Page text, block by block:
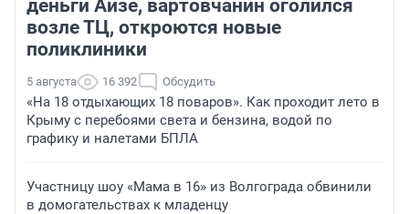
деньги Айзе, вартовчанин оголился
возле ТЦ, откроются новые
поликлиники
5 августа 16 392 Обсудить
«На 18 отдыхающих 18 поваров». Как проходит лето в
Крыму с перебоями света и бензина, водой по
графику и налетами БПЛА
Участницу шоу «Мама в 16» из Волгограда обвинили
в домогательствах к младенцу